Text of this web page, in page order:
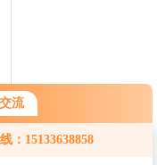
流
：15133638858